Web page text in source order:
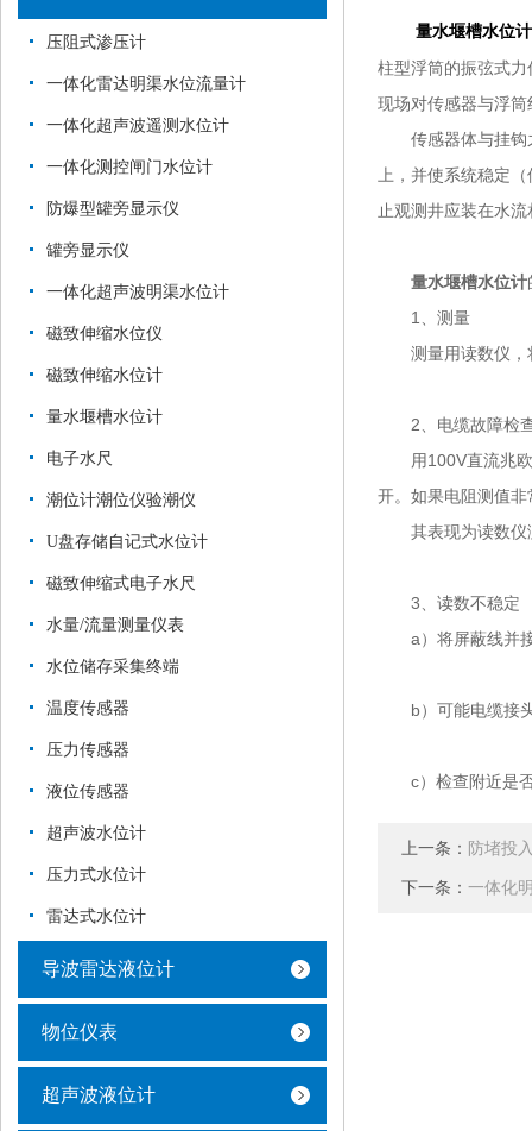
压阻式渗压计
一体化雷达明渠水位流量计
一体化超声波遥测水位计
一体化测控闸门水位计
防爆型罐旁显示仪
罐旁显示仪
一体化超声波明渠水位计
磁致伸缩水位仪
磁致伸缩水位计
量水堰槽水位计
电子水尺
潮位计潮位仪验潮仪
U盘存储自记式水位计
磁致伸缩式电子水尺
水量/流量测量仪表
水位储存采集终端
温度传感器
压力传感器
液位传感器
超声波水位计
压力式水位计
雷达式水位计
导波雷达液位计
物位仪表
超声波液位计
量水堰槽水位计
柱型浮筒的振弦式
现场对传感器与浮
传感器体与挂钩之
上，并使系统稳定
止观测井应装在水
量水堰槽水位计
1、测量
测量用读数仪，将
2、电缆故障检
用100V直流兆欧
开。如果电阻测值
其表现为读数仪
3、读数不稳定
a）将屏蔽线并接
b）可能电缆接头
c）检查附近是否
上一条： 防堵投
下一条： 一体化